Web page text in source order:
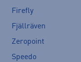
Firefly
Fjällräven
Zeropoint
Speedo